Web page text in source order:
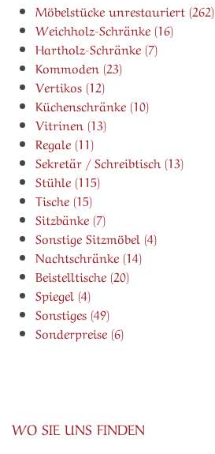
Möbelstücke unrestauriert (262)
Weichholz-Schränke (16)
Hartholz-Schränke (7)
Kommoden (23)
Vertikos (12)
Küchenschränke (10)
Vitrinen (13)
Regale (11)
Sekretär / Schreibtisch (13)
Stühle (115)
Tische (15)
Sitzbänke (7)
Sonstige Sitzmöbel (4)
Nachtschränke (14)
Beistelltische (20)
Spiegel (4)
Sonstiges (49)
Sonderpreise (6)
WO SIE UNS FINDEN